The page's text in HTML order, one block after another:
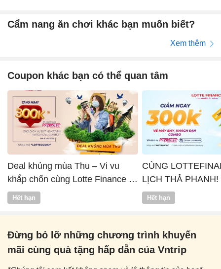
Cẩm nang ăn chơi khác bạn muốn biết?
Xem thêm
Coupon khác bạn có thể quan tâm
Deal khủng mùa Thu – Vi vu
khắp chốn cùng Lotte Finance x
Vntrip
Hết hạn
CÙNG
LỊCH THẢ PHANH!
Hết hạn
Đừng bỏ lỡ những chương trình khuyến
mãi cùng quà tặng hấp dẫn của Vntrip